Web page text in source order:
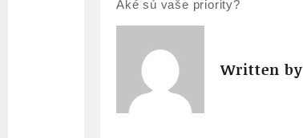
Navigace
příspěvek
Aké sú vaše priority?
Written by